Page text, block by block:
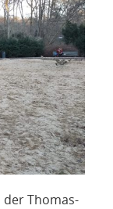
der Thomas-